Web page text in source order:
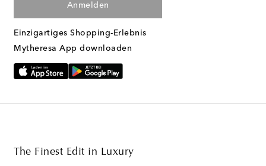
Anmelden
Einzigartiges Shopping-Erlebnis
Mytheresa App downloaden
The Finest Edit in Luxury